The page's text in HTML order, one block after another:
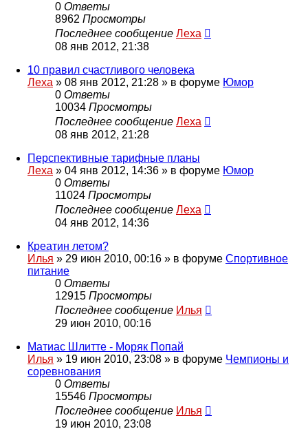
0 Ответы
8962 Просмотры
Последнее сообщение Леха
08 янв 2012, 21:38
10 правил счастливого человека
Леха » 08 янв 2012, 21:28 » в форуме Юмор
0 Ответы
10034 Просмотры
Последнее сообщение Леха
08 янв 2012, 21:28
Перспективные тарифные планы
Леха » 04 янв 2012, 14:36 » в форуме Юмор
0 Ответы
11024 Просмотры
Последнее сообщение Леха
04 янв 2012, 14:36
Креатин летом?
Илья » 29 июн 2010, 00:16 » в форуме Спортивное
питание
0 Ответы
12915 Просмотры
Последнее сообщение Илья
29 июн 2010, 00:16
Матиас Шлитте - Моряк Попай
Илья » 19 июн 2010, 23:08 » в форуме Чемпионы и
соревнования
0 Ответы
15546 Просмотры
Последнее сообщение Илья
19 июн 2010, 23:08